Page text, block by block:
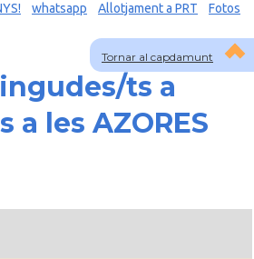
Tornar al capdamunt
whatsapp Allotjament a PRT Fotos
ts a
a les AZORES